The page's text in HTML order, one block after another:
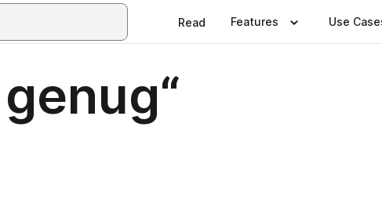
Read Features Use